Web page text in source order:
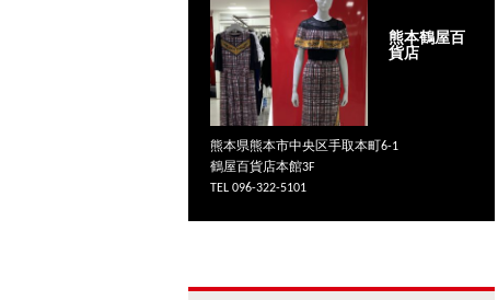
熊本鶴屋百
貨店
熊本県熊本市中央区手取本町6-1
鶴屋百貨店本館3F
TEL 096-322-5101